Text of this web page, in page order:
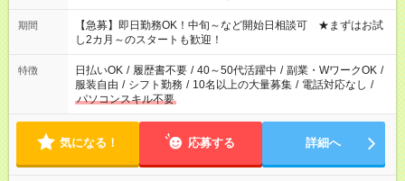
期間
【急募】即日勤務OK！中旬～など開始日相談可 ★まずはお試
し2カ月～のスタートも歓迎！
特徴 日払いOK / 履歴書不要 / 40～50代活躍中 / 副業・WワークOK /
服装自由 / シフト勤務 / 10名以上の大量募集 / 電話対応なし /
パソコンスキル不要
気になる！ 応募する 詳細へ